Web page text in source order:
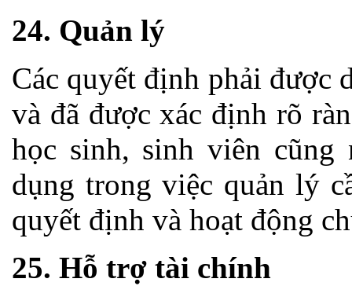
24. Quản lý
Các quyết định phải được
và đã được xác định rõ
học sinh, sinh viên cũng
dụng trong việc quản lý
quyết định và hoạt động
25. Hỗ trợ tài chính